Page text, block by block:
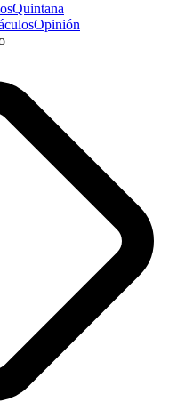
Quintana
Opinión